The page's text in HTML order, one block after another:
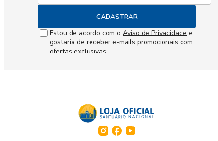
CADASTRAR
Estou de acordo com o Aviso de Privacidade e
gostaria de receber e-mails promocionais com
ofertas exclusivas